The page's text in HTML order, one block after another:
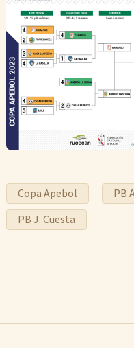
Copa Apebol
PB
PB J. Cuesta